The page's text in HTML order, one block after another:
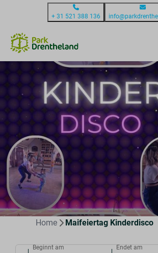
+ 31 521 388 136
Home Maifeiertag Kinderdisco
Beginnt am Endet am